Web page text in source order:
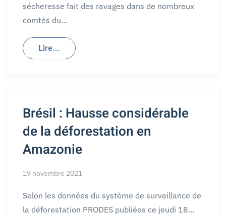
sécheresse fait des ravages dans de nombreux
comtés du…
Lire...
Brésil : Hausse considérable
de la déforestation en
Amazonie
19 novembre 2021
Selon les données du système de surveillance de
la déforestation PRODES publiées ce jeudi 18…